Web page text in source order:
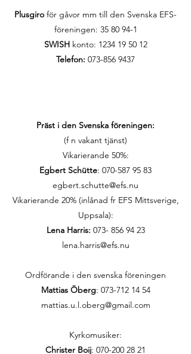
Plusgiro för gåvor mm till den Svenska EFS-
föreningen: 35 80 94-1
SWISHkonto: 1234 19 50 12
Telefon: 073-856 9437
Präst i den Svenska föreningen:
(f n vakant tjänst)
Vikarierande 50%:
Egbert Schütte: 070-587 95 83
egbert.schutte@efs.nu
Vikarierande 20% (inlånad fr EFS Mittsverige,
Uppsala):
Lena Harris: 073- 856 94 23
lena.harris@efs.nu
Ordförande i den svenska föreningen
Mattias Öberg: 073-712 14 54
mattias.u.l.oberg@gmail.com
Kyrkomusiker:
Christer Boij: 070-200 28 21